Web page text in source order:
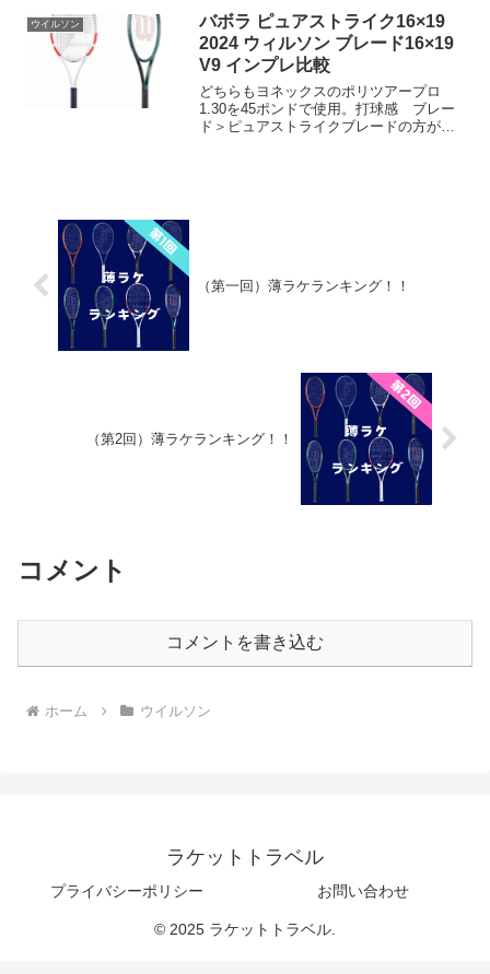
ボールの軌道はビースト98の方が...
ウイルソン
バボラ ピュアストライク16×19
2024 ウィルソン ブレード16×19
V9 インプレ比較
どちらもヨネックスのポリツアープロ
1.30を45ポンドで使用。打球感 ブレー
ド＞ピュアストライクブレードの方が乗
（第一回）薄ラケランキング！！
（第2回）薄ラケランキング！！
コメント
コメントを書き込む
ホーム ウイルソン
ラケットトラベル
プライバシーポリシー お問い合わせ
© 2025 ラケットトラベル.